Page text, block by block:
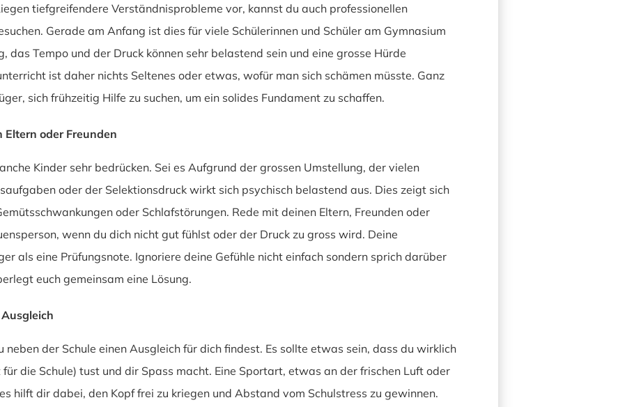
tiefgreifendere Verständnisprobleme vor, kannst du auch professionellen
Gerade am Anfang ist dies für viele Schülerinnen und Schüler am Gymnasium
das Tempo und der Druck können sehr belastend sein und eine grosse Hürde
ist daher nichts Seltenes oder etwas, wofür man sich schämen müsste. Ganz
sich frühzeitig Hilfe zu suchen, um ein solides Fundament zu schaffen.
Eltern oder Freunden
Kinder sehr bedrücken. Sei es Aufgrund der grossen Umstellung, der vielen
oder der Selektionsdruck wirkt sich psychisch belastend aus. Dies zeigt sich
oder Schlafstörungen. Rede mit deinen Eltern, Freunden oder
wenn du dich nicht gut fühlst oder der Druck zu gross wird. Deine
als eine Prüfungsnote. Ignoriere deine Gefühle nicht einfach sondern sprich darüber
euch gemeinsam eine Lösung.
neben der Schule einen Ausgleich für dich findest. Es sollte etwas sein, dass du wirklich
für die Schule) tust und dir Spass macht. Eine Sportart, etwas an der frischen Luft oder
hilft dir dabei, den Kopf frei zu kriegen und Abstand vom Schulstress zu gewinnen.